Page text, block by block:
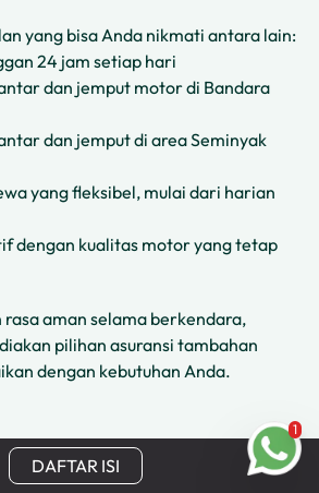
DAFTAR ISI
yang bisa Anda nikmati antara lain:
24 jam setiap hari
dan jemput motor di Bandara
dan jemput di area Seminyak
yang fleksibel, mulai dari harian
dengan kualitas motor yang tetap
aman selama berkendara,
pilihan asuransi tambahan
dengan kebutuhan Anda.
mencakup biaya perbaikan dengan
di atas Rp2.000.000.
1